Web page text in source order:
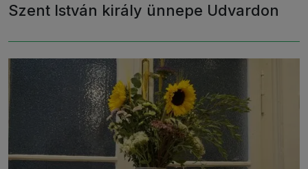
Szent István király ünnepe Udvardon